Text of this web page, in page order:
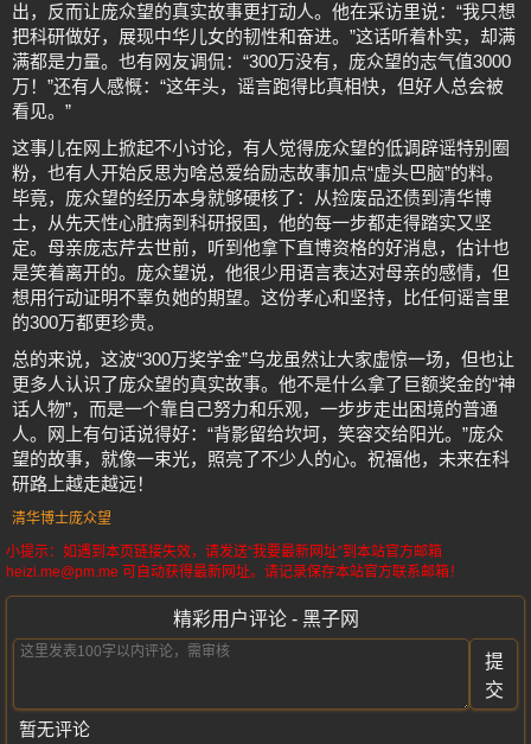
出，反而让庞众望的真实故事更打动人。他在采访里说：“我只想
把科研做好，展现中华儿女的韧性和奋进。”这话听着朴实，却满
满都是力量。也有网友调侃：“300万没有，庞众望的志气值3000
万！”还有人感慨：“这年头，谣言跑得比真相快，但好人总会被
看见。”
这事儿在网上掀起不小讨论，有人觉得庞众望的低调辟谣特别圈
粉，也有人开始反思为啥总爱给励志故事加点“虚头巴脑”的料。
毕竟，庞众望的经历本身就够硬核了：从捡废品还债到清华博
士，从先天性心脏病到科研报国，他的每一步都走得踏实又坚
定。母亲庞志芹去世前，听到他拿下直博资格的好消息，估计也
是笑着离开的。庞众望说，他很少用语言表达对母亲的感情，但
想用行动证明不辜负她的期望。这份孝心和坚持，比任何谣言里
的300万都更珍贵。
总的来说，这波“300万奖学金”乌龙虽然让大家虚惊一场，但也让
更多人认识了庞众望的真实故事。他不是什么拿了巨额奖金的“神
话人物”，而是一个靠自己努力和乐观，一步步走出困境的普通
人。网上有句话说得好：“背影留给坎坷，笑容交给阳光。”庞众
望的故事，就像一束光，照亮了不少人的心。祝福他，未来在科
研路上越走越远！
清华博士庞众望
小提示：如遇到本页链接失效，请发送“我要最新网址”到本站官方邮箱
heizi.me@pm.me 可自动获得最新网址。请记录保存本站官方联系邮箱！
精彩用户评论 - 黑子网
提
交
暂无评论